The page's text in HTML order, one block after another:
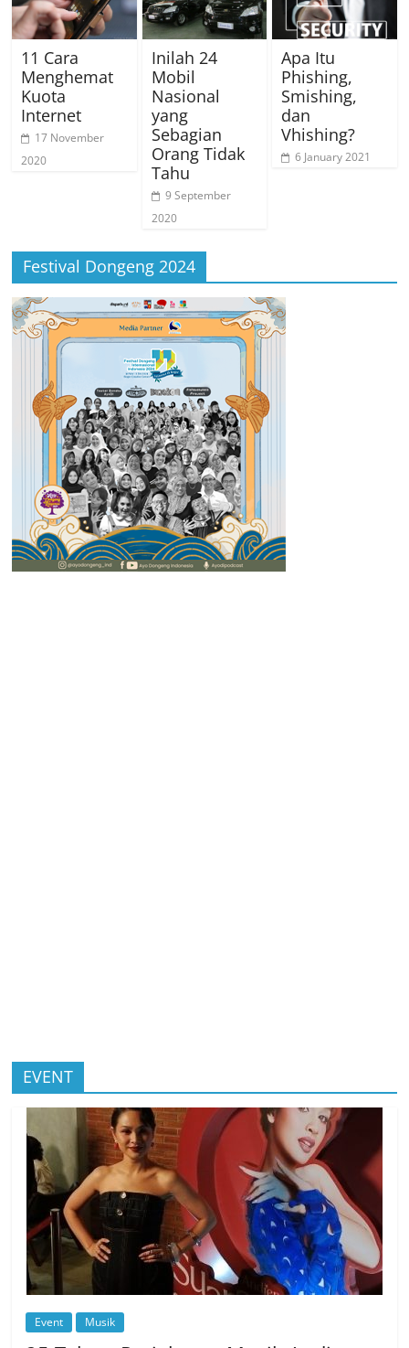
11 Cara
Menghemat
Kuota
Internet
17 November
2020
Inilah 24
Mobil
Nasional
yang
Sebagian
Orang Tidak
Tahu
9 September
2020
Apa Itu
Phishing,
Smishing,
dan
Vhishing?
6 January 2021
Festival Dongeng 2024
EVENT
Event Musik